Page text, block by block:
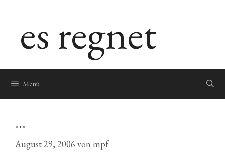
springenes regnet
Menü
…
August 29, 2006 von mpf